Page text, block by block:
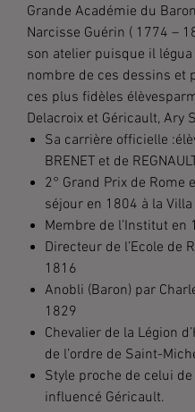
Grande Académie du
Narcisse Guérin ( 1774 –
son atelier puisque il
nombre de ces dessins et
ces plus fidèles
Delacroix et Géricault, Ary
Sa carrière officielle
BRENET et de
2° Grand Prix de Rome
séjour en 1804 à la
Membre de l’Institut en
Directeur de l’Ecole de
1816
Anobli (Baron) par
1829
Chevalier de la Légion
de l’ordre de Saint-
Style proche de celui de
influencé Géricault.